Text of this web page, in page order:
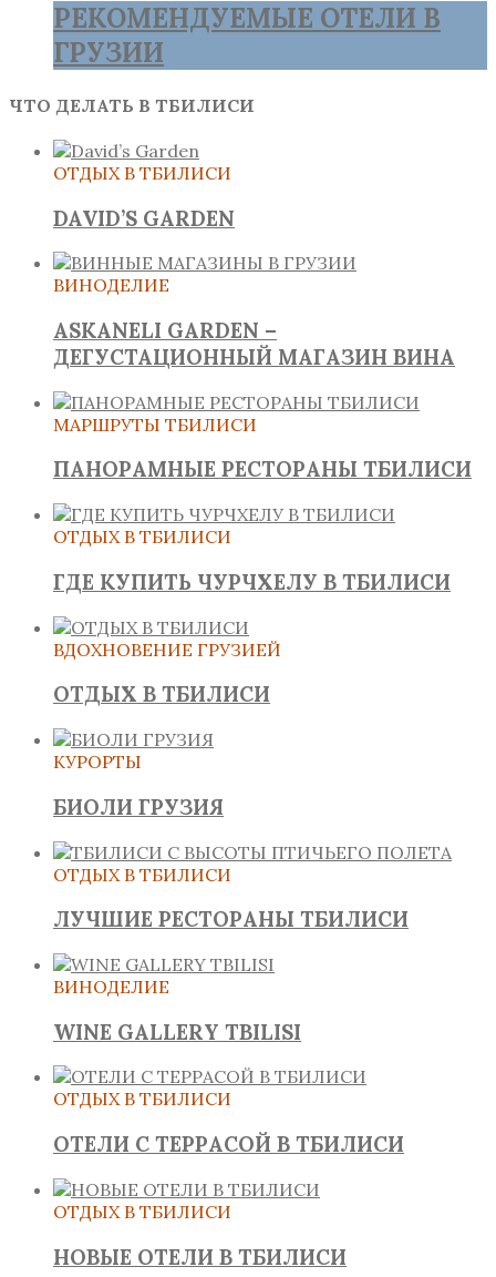
РЕКОМЕНДУЕМЫЕ ОТЕЛИ В
ГРУЗИИ
ЧТО ДЕЛАТЬ В ТБИЛИСИ
ОТДЫХ В ТБИЛИСИ
DAVID’S GARDEN
ВИНОДЕЛИЕ
ASKANELI GARDEN –
ДЕГУСТАЦИОННЫЙ МАГАЗИН ВИНА
МАРШРУТЫ ТБИЛИСИ
ПАНОРАМНЫЕ РЕСТОРАНЫ ТБИЛИСИ
ОТДЫХ В ТБИЛИСИ
ГДЕ КУПИТЬ ЧУРЧХЕЛУ В ТБИЛИСИ
ВДОХНОВЕНИЕ ГРУЗИЕЙ
ОТДЫХ В ТБИЛИСИ
КУРОРТЫ
БИОЛИ ГРУЗИЯ
ОТДЫХ В ТБИЛИСИ
ЛУЧШИЕ РЕСТОРАНЫ ТБИЛИСИ
ВИНОДЕЛИЕ
WINE GALLERY TBILISI
ОТДЫХ В ТБИЛИСИ
ОТЕЛИ С ТЕРРАСОЙ В ТБИЛИСИ
ОТДЫХ В ТБИЛИСИ
НОВЫЕ ОТЕЛИ В ТБИЛИСИ